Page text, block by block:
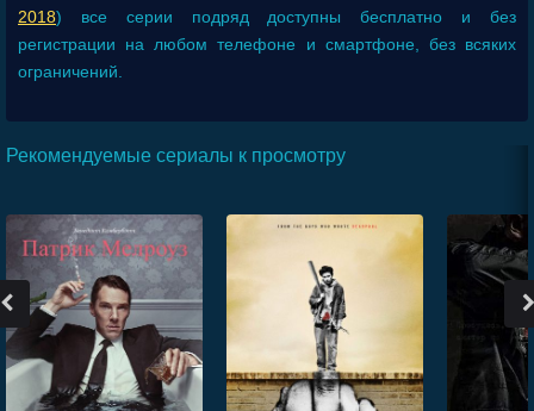
2018) все серии подряд доступны бесплатно и без
регистрации на любом телефоне и смартфоне, без всяких
ограничений.
Рекомендуемые сериалы к просмотру